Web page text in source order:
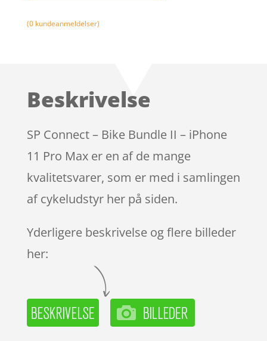
(0kundeanmeldelser)
Beskrivelse
SP Connect – Bike Bundle II – iPhone
11 Pro Max er en af de mange
kvalitetsvarer, som er med i samlingen
af cykeludstyr her på siden.
Yderligere beskrivelse og flere billeder
her: